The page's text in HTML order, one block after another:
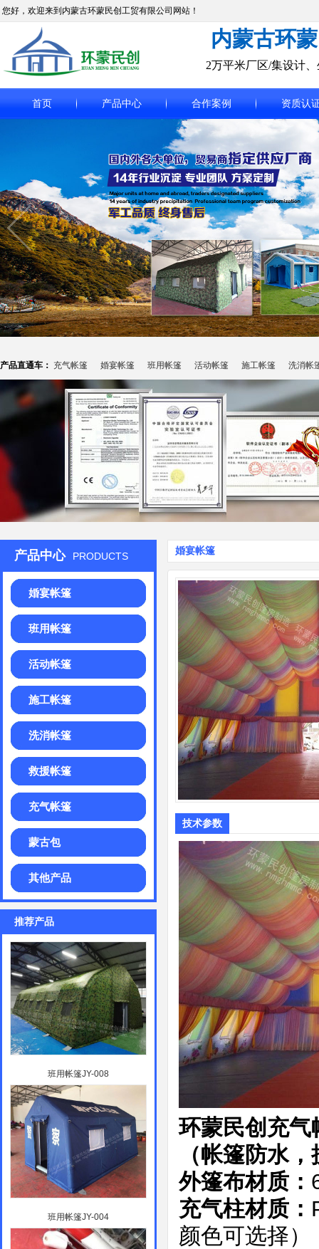
您好，欢迎来到内蒙古环蒙民创工贸有限公司网站！
内蒙古环
2万平米厂区/集设计
首页 产品中心 合作案例 资质认
产品直通车： 充气帐篷 婚宴帐篷 班用帐篷 活动帐篷 施工帐篷 洗消帐
婚宴帐篷
技术参数
环蒙民创充气
（帐篷防水
外篷布材质：
充气柱材质：
颜色可选择）
产品中心 PRODUCTS
婚宴帐篷
班用帐篷
活动帐篷
施工帐篷
洗消帐篷
救援帐篷
充气帐篷
蒙古包
其他产品
推荐产品
班用帐篷JY-008
班用帐篷JY-004